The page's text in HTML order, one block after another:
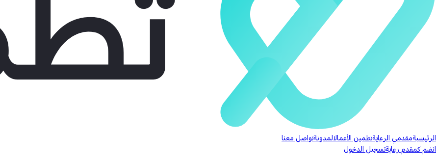
الرئيسيةمقدمي الرعايةتطمين الأعمالالمدونةتواصل معنا
انضم كمقدم رعايةتسجيل الدخول